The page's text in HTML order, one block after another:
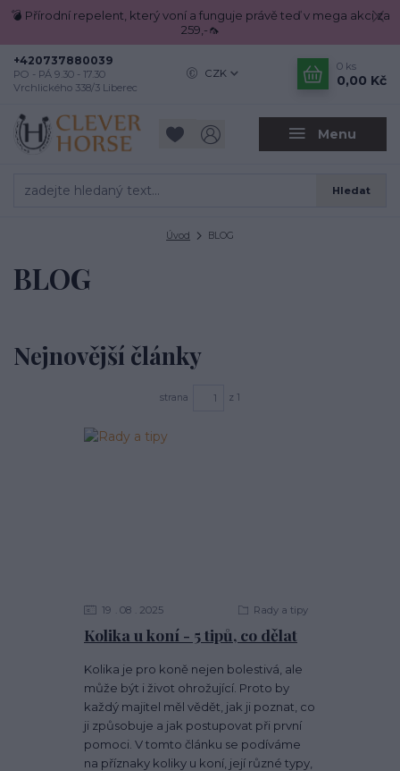
💣 Přírodní repelent, který voní a funguje právě teď v mega akci za
259,-🦟
Menu
CZK
Hledat
+420737880039
PO - PÁ 9.30 - 17.30
Vrchlického 338/3 Liberec
0 ks
0,00 Kč
Úvod BLOG
BLOG
Nejnovější články
strana z 1
Kolika u koní - 5 tipů, co dělat
19 08 2025 Rady a tipy
Kolika je pro koně nejen bolestivá, ale
může být i život ohrožující. Proto by
každý majitel měl vědět, jak ji poznat, co
ji způsobuje a jak postupovat při první
pomoci. V tomto článku se podíváme
na příznaky koliky u koní, její různé typy,